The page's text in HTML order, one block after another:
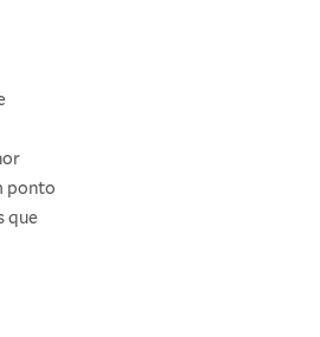
ponto
que